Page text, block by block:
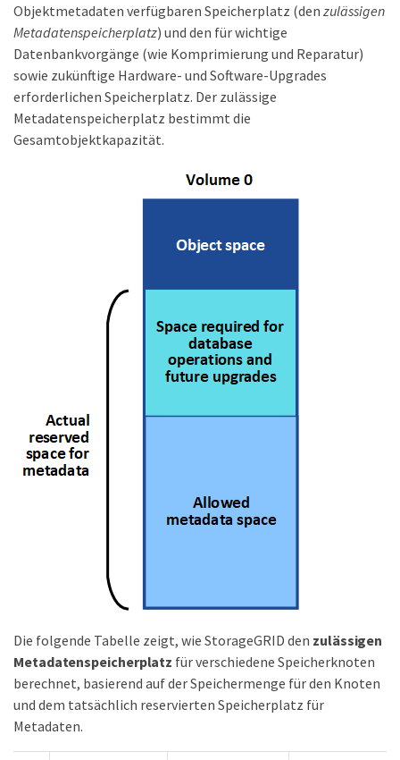
Objektmetadaten verfügbaren Speicherplatz (den zulässigen
Metadatenspeicherplatz) und den für wichtige
Datenbankvorgänge (wie Komprimierung und Reparatur)
sowie zukünftige Hardware- und Software-Upgrades
erforderlichen Speicherplatz. Der zulässige
Metadatenspeicherplatz bestimmt die
Gesamtobjektkapazität.
Die folgende Tabelle zeigt, wie StorageGRID den zulässigen
Metadatenspeicherplatz für verschiedene Speicherknoten
berechnet, basierend auf der Speichermenge für den Knoten
und dem tatsächlich reservierten Speicherplatz für
Metadaten.